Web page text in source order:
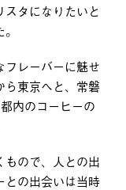
タになりたいと
フレーバーに魅せ
ら東京へと、常磐
内のコーヒーの
もので、人との出
との出会いは当時